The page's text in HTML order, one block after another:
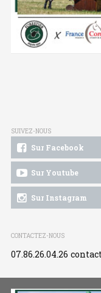
SUIVEZ-NOUS
Sur Facebook
Sur Youtube
Sur Instagram
CONTACTEZ-NOUS
07.86.26.04.26